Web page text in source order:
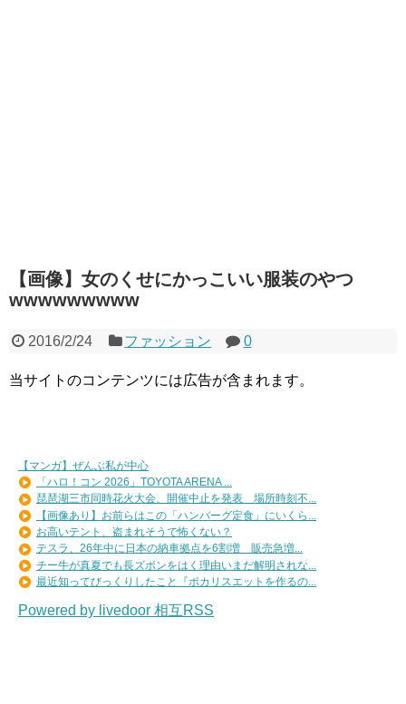
【画像】女のくせにかっこいい服装のやつ
wwwwwwwww
2016/2/24 ファッション 0
当サイトのコンテンツには広告が含まれます。
【マンガ】ぜんぶ私が中心
「ハロ！コン 2026」TOYOTA ARENA ...
琵琶湖三市同時花火大会、開催中止を発表 場所時刻不...
【画像あり】お前らはこの「ハンバーグ定食」にいくら...
お高いテント、盗まれそうで怖くない？
テスラ、26年中に日本の納車拠点を6割増 販売急増...
チー牛が真夏でも長ズボンをはく理由いまだ解明されな...
最近知ってびっくりしたこと『ポカリスエットを作るの...
Powered by livedoor 相互RSS